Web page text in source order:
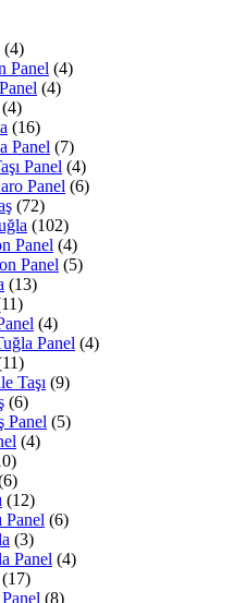
(4)
Panel (4)
(4)
(4)
(16)
Panel (7)
Panel (4)
Panel (6)
(72)
(102)
Panel (4)
Panel (5)
(13)
(4)
Panel (4)
Taşı (9)
(6)
Panel (5)
(4)
(12)
Panel (6)
(3)
Panel (4)
(17)
(8)